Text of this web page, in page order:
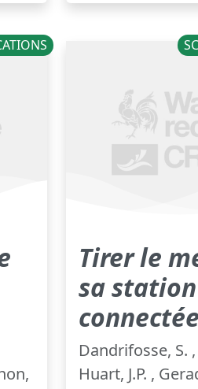
Tirer le
sa
connectée
Dandrifosse, S.
Huart, J.P. ,